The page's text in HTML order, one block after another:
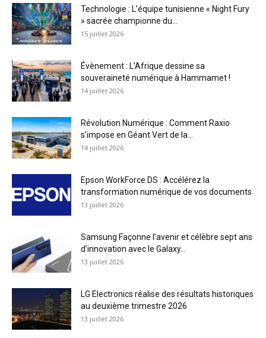
Technologie : L’équipe tunisienne « Night Fury
» sacrée championne du...
15 juillet 2026
Évènement : L’Afrique dessine sa
souveraineté numérique à Hammamet !
14 juillet 2026
Révolution Numérique : Comment Raxio
s’impose en Géant Vert de la...
14 juillet 2026
Epson WorkForce DS : Accélérez la
transformation numérique de vos documents
13 juillet 2026
Samsung Façonne l’avenir et célèbre sept ans
d’innovation avec le Galaxy...
13 juillet 2026
LG Electronics réalise des résultats historiques
au deuxième trimestre 2026
13 juillet 2026